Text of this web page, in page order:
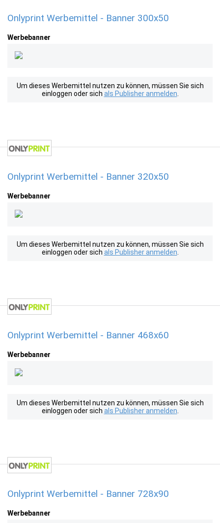
Onlyprint Werbemittel - Banner 300x50
Werbebanner
Um dieses Werbemittel nutzen zu können, müssen Sie sich
einloggen oder sich als Publisher anmelden
Onlyprint Werbemittel - Banner 320x50
Werbebanner
Um dieses Werbemittel nutzen zu können, müssen Sie sich
einloggen oder sich als Publisher anmelden
Onlyprint Werbemittel - Banner 468x60
Werbebanner
Um dieses Werbemittel nutzen zu können, müssen Sie sich
einloggen oder sich als Publisher anmelden
Onlyprint Werbemittel - Banner 728x90
Werbebanner